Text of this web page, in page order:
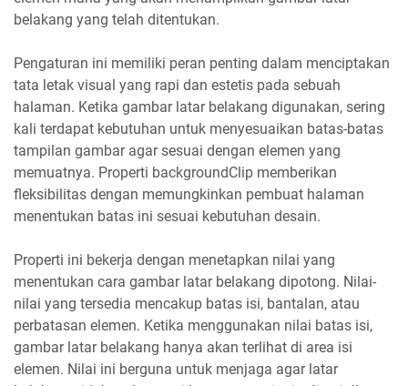
belakang yang telah ditentukan.
Pengaturan ini memiliki peran penting dalam menciptakan
tata letak visual yang rapi dan estetis pada sebuah
halaman. Ketika gambar latar belakang digunakan, sering
kali terdapat kebutuhan untuk menyesuaikan batas-batas
tampilan gambar agar sesuai dengan elemen yang
memuatnya. Properti backgroundClip memberikan
fleksibilitas dengan memungkinkan pembuat halaman
menentukan batas ini sesuai kebutuhan desain.
Properti ini bekerja dengan menetapkan nilai yang
menentukan cara gambar latar belakang dipotong. Nilai-
nilai yang tersedia mencakup batas isi, bantalan, atau
perbatasan elemen. Ketika menggunakan nilai batas isi,
gambar latar belakang hanya akan terlihat di area isi
elemen. Nilai ini berguna untuk menjaga agar latar